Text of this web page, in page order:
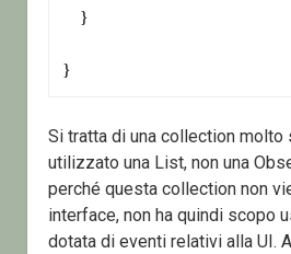
}
Si tratta di una collection molto
utilizzato una List, non una
perché questa collection non
interface, non ha quindi scopo
dotata di eventi relativi alla UI.